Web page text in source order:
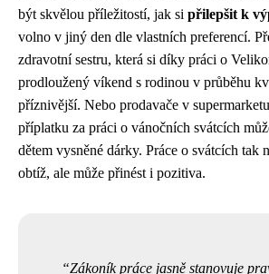
být skvělou příležitostí, jak si přilepšit k
volno v jiný den dle vlastních preferencí.
zdravotní sestru, která si díky práci o
prodloužený víkend s rodinou v průběhu
příznivější. Nebo prodavače v
příplatku za práci o vánočních svátcích
dětem vysněné dárky. Práce o svátcích tak
obtíž, ale může přinést i pozitiva.
Zákoník práce jasně stanovuje